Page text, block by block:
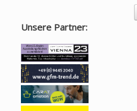
Unsere Partner: